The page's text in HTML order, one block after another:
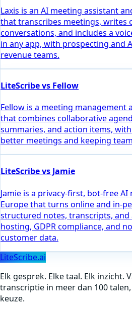
Laxis is an AI meeting assistant
that transcribes meetings, writes
conversations, and includes a
in any app, with prospecting and
revenue teams.
LiteScribe vs Fellow
Fellow is a meeting management
that combines collaborative
summaries, and action items,
better meetings and keeping
LiteScribe vs Jamie
Jamie is a privacy-first, bot-free
Europe that turns online and in-
structured notes, transcripts, and
hosting, GDPR compliance, and
customer data.
LiteScribe.ai
Elk gesprek. Elke taal. Elk inzicht.
transcriptie in meer dan 100
keuze.